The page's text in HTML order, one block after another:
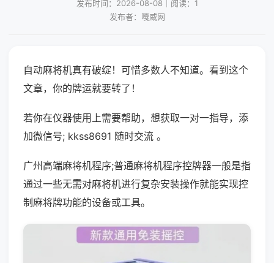
发布时间：2026-08-08｜阅读：1
发布者：嘎威网
自动麻将机真有破绽！可惜多数人不知道。看到这个
文章，你的牌运就要转了！
若你在仪器使用上需要帮助，想获取一对一指导，添
加微信号; kkss8691 随时交流 。
广州高端麻将机程序;普通麻将机程序控牌器一般是指
通过一些无需对麻将机进行复杂安装操作就能实现控
制麻将牌功能的设备或工具。